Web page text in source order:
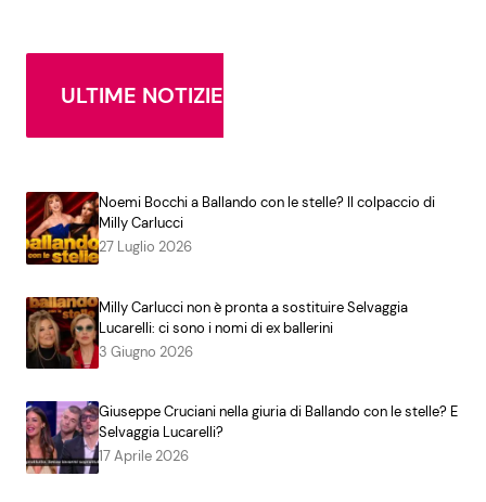
ULTIME NOTIZIE
Noemi Bocchi a Ballando con le stelle? Il colpaccio di
Milly Carlucci
27 Luglio 2026
Milly Carlucci non è pronta a sostituire Selvaggia
Lucarelli: ci sono i nomi di ex ballerini
3 Giugno 2026
Giuseppe Cruciani nella giuria di Ballando con le stelle? E
Selvaggia Lucarelli?
17 Aprile 2026